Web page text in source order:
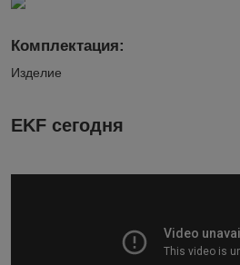
Комплектация:
Изделие
EKF сегодня